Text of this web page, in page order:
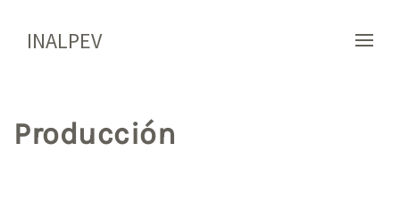
INALPEV
Producción